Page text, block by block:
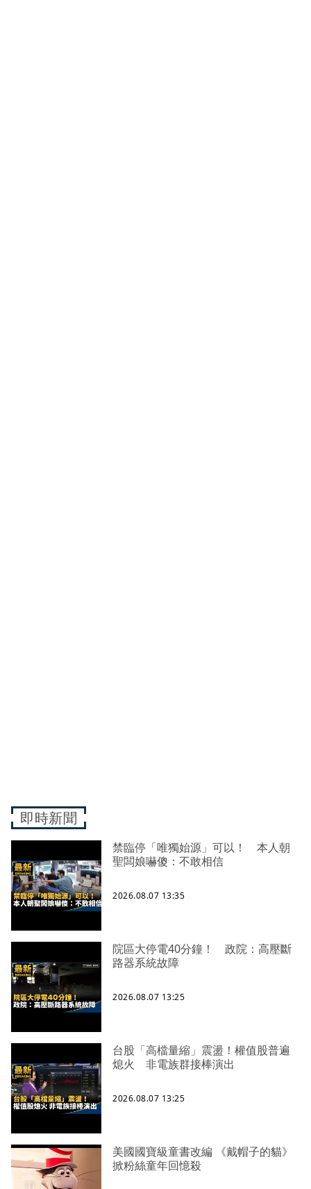
即時新聞
禁臨停「唯獨始源」可以！ 本人朝
聖闆娘嚇傻：不敢相信
2026.08.07 13:35
院區大停電40分鐘！ 政院：高壓斷
路器系統故障
2026.08.07 13:25
台股「高檔量縮」震盪！權值股普遍
熄火 非電族群接棒演出
2026.08.07 13:25
美國國寶級童書改編 《戴帽子的貓》
掀粉絲童年回憶殺